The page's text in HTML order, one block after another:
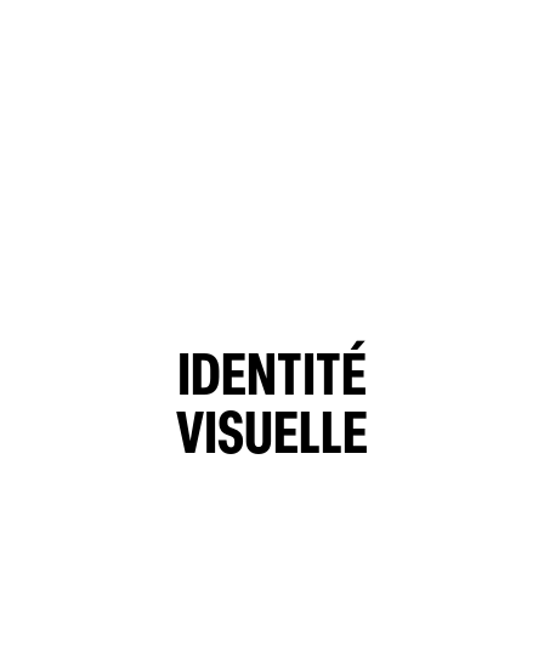
IDENTITÉ
VISUELLE